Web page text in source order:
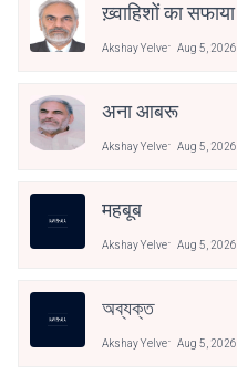
ख़्वाहिशों का सफाया
Akshay Yelve Aug 5, 2026
अना आबरू
Akshay Yelve Aug 5, 2026
महबूब
Akshay Yelve Aug 5, 2026
অব্যক্ত
Akshay Yelve Aug 5, 2026